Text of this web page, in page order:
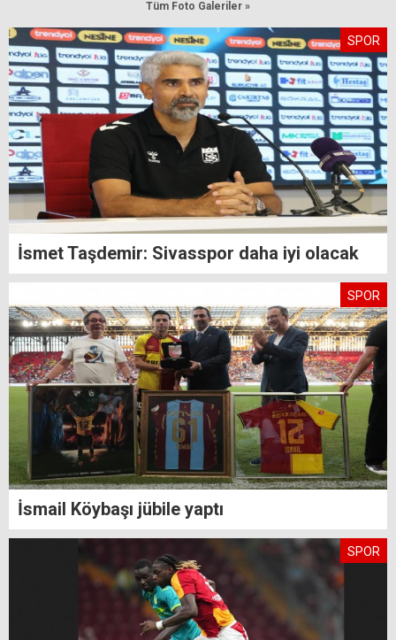
Tüm Foto Galeriler »
SPOR
İsmet Taşdemir: Sivasspor daha iyi olacak
SPOR
İsmail Köybaşı jübile yaptı
SPOR